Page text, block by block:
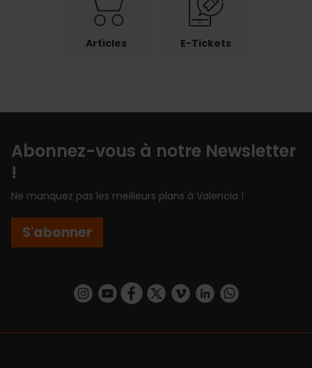
Articles E-Tickets
Abonnez-vous à notre Newsletter
!
Ne manquez pas les meilleurs plans à Valencia !
S'abonner
https://www.instagram.com/visit_valencia/
https://www.youtube.com/user/
https://www.facebook.com/
https://twitter.com/
https://vimeo.com/
https://www.linkedin.com/company/turismo-valencia/https://api.whatsapp.com/send/